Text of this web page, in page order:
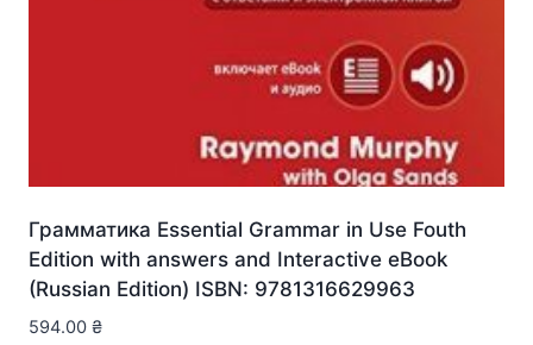
Грамматика Essential Grammar in Use Fouth
Edition with answers and Interactive eBook
(Russian Edition) ISBN: 9781316629963
594.00 ₴